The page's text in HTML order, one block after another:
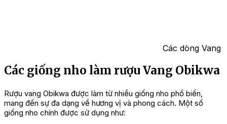
Các dòng Vang
Các giống nho làm rượu Vang Obikwa
Rượu vang Obikwa được làm từ nhiều giống nho phổ biến,
mang đến sự đa dạng về hương vị và phong cách. Một số
giống nho chính được sử dụng như: